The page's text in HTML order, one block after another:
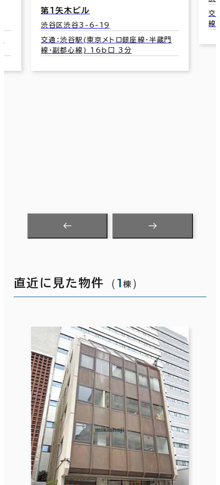
第１矢木ビル
渋谷区渋谷3-6-19
交通：渋谷駅(東京メトロ銀座線･半蔵門
線･副都心線) 16b口 3分
交
線
直近に見た物件 （1 棟 ）